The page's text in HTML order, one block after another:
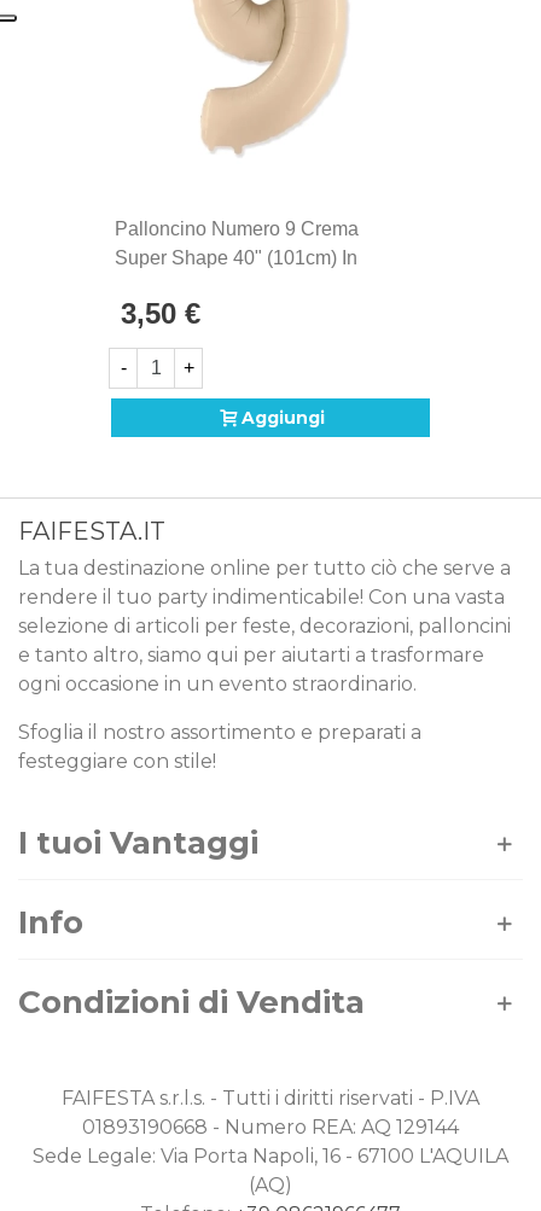
Palloncino Numero 9 Crema
Super Shape 40" (101cm) In
3,50 €
- +
Aggiungi
FAIFESTA.IT
La tua destinazione online per tutto ciò che serve a
rendere il tuo party indimenticabile! Con una vasta
selezione di articoli per feste, decorazioni, palloncini
e tanto altro, siamo qui per aiutarti a trasformare
ogni occasione in un evento straordinario.
Sfoglia il nostro assortimento e preparati a
festeggiare con stile!
I tuoi Vantaggi
Info
Condizioni di Vendita
FAIFESTA s.r.l.s. - Tutti i diritti riservati - P.IVA
01893190668 - Numero REA: AQ 129144
Sede Legale: Via Porta Napoli, 16 - 67100 L'AQUILA
(AQ)